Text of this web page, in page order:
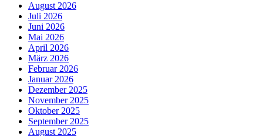
August 2026
Juli 2026
Juni 2026
Mai 2026
April 2026
März 2026
Februar 2026
Januar 2026
Dezember 2025
November 2025
Oktober 2025
September 2025
August 2025